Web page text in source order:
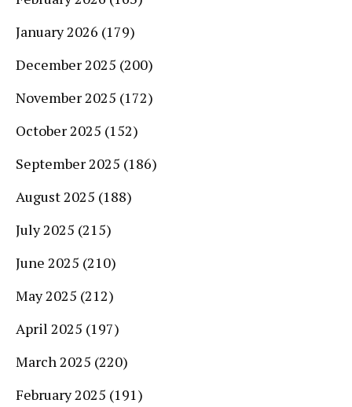
January 2026 (179)
December 2025 (200)
November 2025 (172)
October 2025 (152)
September 2025 (186)
August 2025 (188)
July 2025 (215)
June 2025 (210)
May 2025 (212)
April 2025 (197)
March 2025 (220)
February 2025 (191)